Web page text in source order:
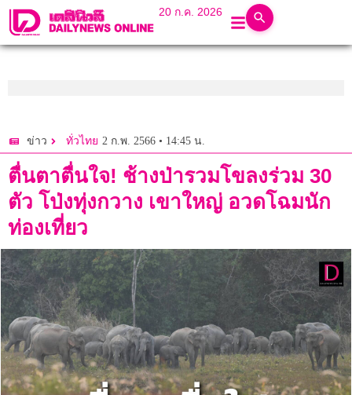
20 ก.ค. 2026
ข่าว ทั่วไทย 2 ก.พ. 2566 • 14:45 น.
ตื่นตาตื่นใจ! ช้างป่ารวมโขลงร่วม 30
ตัว โป่งทุ่งกวาง เขาใหญ่ อวดโฉมนัก
ท่องเที่ยว